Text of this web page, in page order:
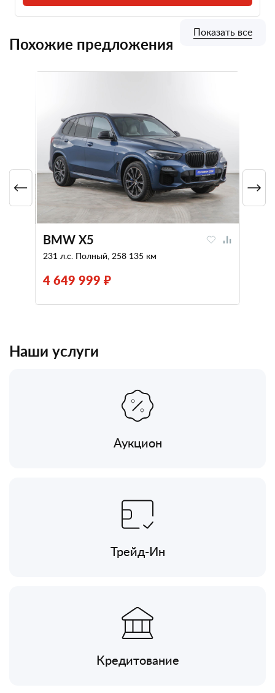
Похожие предложения
BMW X5
231 л.с. Полный, 258 135 км
4 649 999 ₽
Показать все
Наши услуги
Аукцион
Трейд-Ин
Кредитование